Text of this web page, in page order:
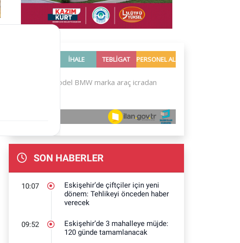
SON HABERLER
10:07
Eskişehir’de çiftçiler için yeni
dönem: Tehlikeyi önceden haber
verecek
09:52
Eskişehir’de 3 mahalleye müjde:
120 günde tamamlanacak